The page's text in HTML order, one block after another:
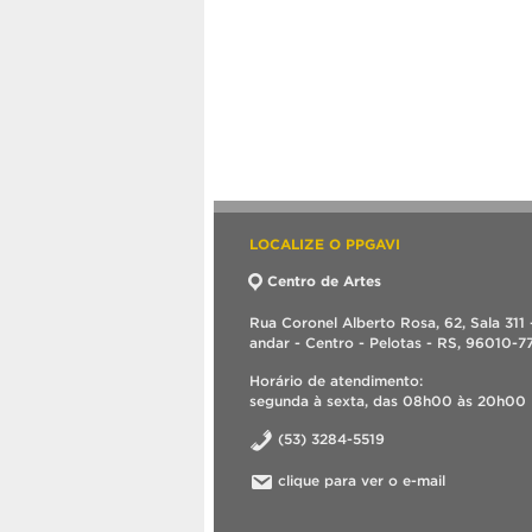
LOCALIZE O PPGAVI
Centro de Artes
Rua Coronel Alberto Rosa, 62, Sala 311
andar - Centro - Pelotas - RS, 96010-
Horário de atendimento:
segunda à sexta, das 08h00 às 20h00
(53) 3284-5519
clique para ver o e-mail